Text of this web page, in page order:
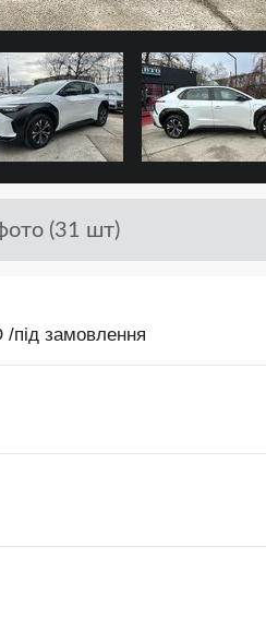
(31 шт)
під замовлення